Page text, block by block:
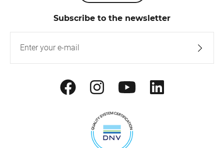
Subscribe to the newsletter